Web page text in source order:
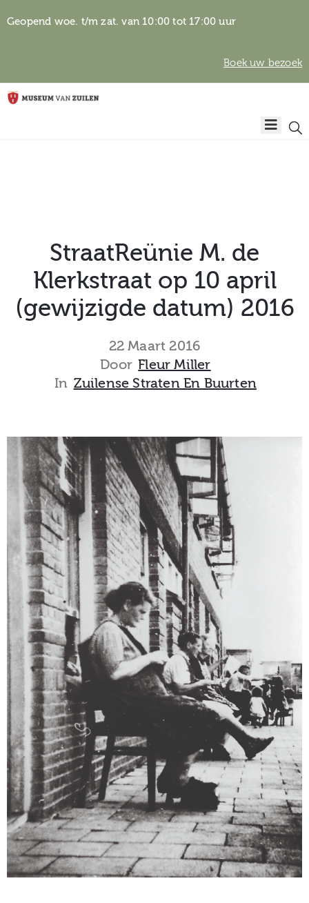
Geopend woe. t/m zat. van 10:00 tot 17:00 uur
Boek uw bezoek
Home
Over het
museum
Activiteiten
Verhalen
over
Zuilen
Collectie
StraatReünie M. de
Klerkstraat op 10 april
(gewijzigde datum) 2016
22 Maart 2016
Door Fleur Miller
In Zuilense Straten En Buurten
Algemene